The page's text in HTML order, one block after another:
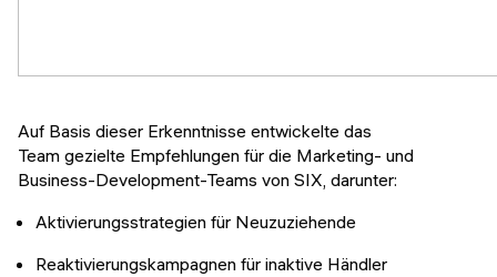
Auf Basis dieser Erkenntnisse entwickelte das
Team gezielte Empfehlungen für die Marketing- und
Business-Development-Teams von SIX, darunter:
Aktivierungsstrategien für Neuzuziehende
Reaktivierungskampagnen für inaktive Händler